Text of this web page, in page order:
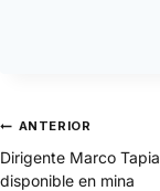
ANTERIOR
Dirigente Marco Tapia
disponible en mina